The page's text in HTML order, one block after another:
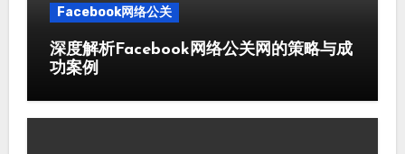
Facebook网络公关
深度解析Facebook网络公关网的策略与成
功案例